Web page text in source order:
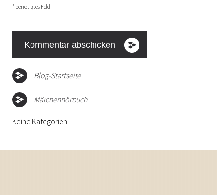
* benötigtes Feld
Blog-Startseite
Märchenhörbuch
Keine Kategorien